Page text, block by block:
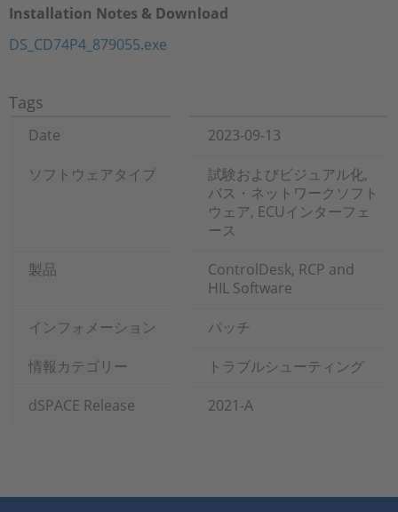
Installation Notes & Download
DS_CD74P4_879055.exe
Tags
Date
2023-09-13
ソフトウェアタイプ
試験およびビジュアル化,
バス・ネットワークソフト
ウェア, ECUインターフェ
ース
製品
ControlDesk, RCP and
HIL Software
インフォメーション
パッチ
情報カテゴリー
トラブルシューティング
dSPACE Release
2021-A